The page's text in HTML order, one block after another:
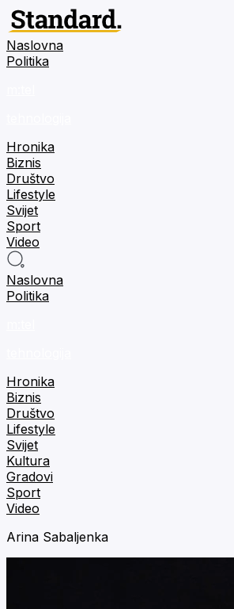
Naslovna
Politika
Hronika
Biznis
Društvo
Lifestyle
Svijet
Sport
Video
Naslovna
Politika
Hronika
Biznis
Društvo
Lifestyle
Svijet
Kultura
Gradovi
Sport
Video
Arina Sabaljenka